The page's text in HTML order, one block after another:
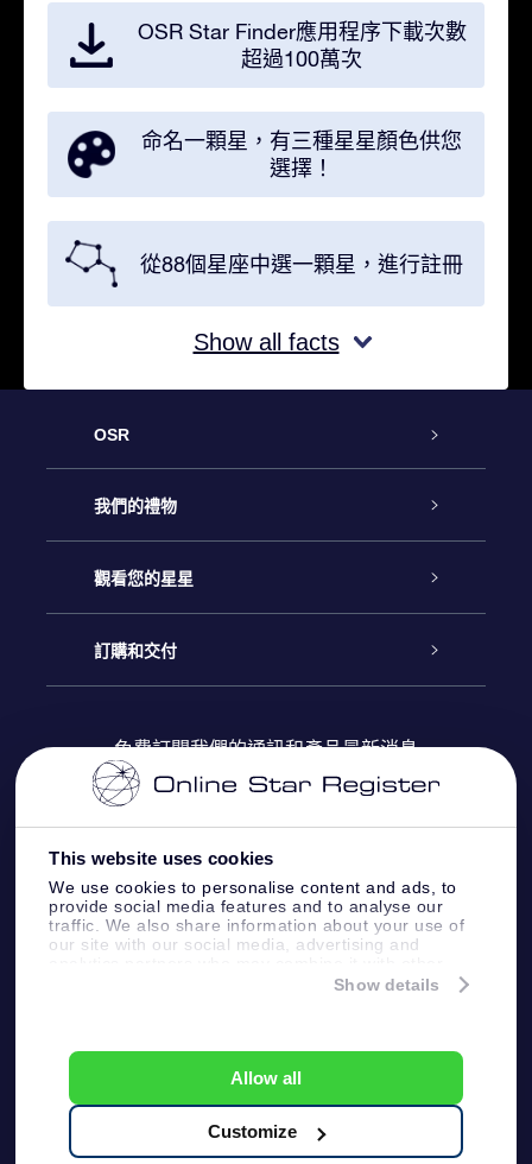
This website uses cookies
We use cookies to personalise content and ads, to
provide social media features and to analyse our
traffic. We also share information about your use of
our site with our social media, advertising and
information that you’ve provided to them or that
Show details
Allow all
Customize
OSR Star Finder應用程序下載次數
超過100萬次
命名一顆星，有三種星星顏色供您
選擇！
從88個星座中選一顆星，進行註冊
Show all facts
OSR
客戶服務
聯繫我們
博客
評論
我們的禮物
Online Star禮物
OSR禮物包
OSR 禮物卡
公司禮品
觀看您的星星
星星注册
個性化的Star Page
One Million Stars
OSR Starsaver
訂購和交付
付款資訊
配送信息
退貨政策
免費訂閱我們的通訊和產品最新消息
客戶服務:help@osr.org
KVK: 60333553, VAT: NL 8538.62.722B01
One Million Stars